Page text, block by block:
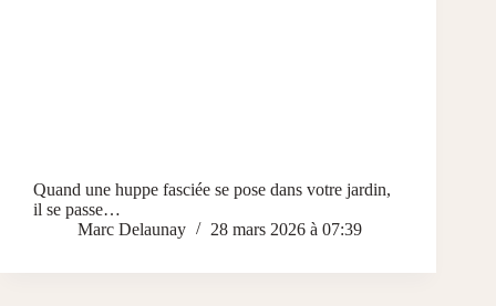
Quand une huppe fasciée se pose dans votre jardin,
il se passe…
Marc Delaunay
28 mars 2026 à 07:39